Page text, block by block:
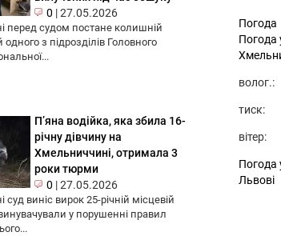
0 |27.05.2026
перед судом постане колишній
з підрозділів Головного
П’яна водійка, яка збила 16-
річну дівчину на
Хмельниччині, отримала 3
роки тюрми
0 |27.05.2026
виніс вирок 25-річній місцевій
у порушенні правил
Погода
Погода
волог.:
тиск:
вітер:
Погода
Львові